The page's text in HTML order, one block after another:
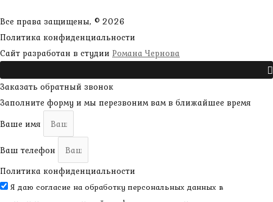
Все права защищены, © 2026
Политика конфиденциальности
Сайт разработан в студии Романа Чернова
Заказать обратный звонок
Заполните форму и мы перезвоним вам в ближайшее время
Ваше имя
Ваш телефон
Политика конфиденциальности
Я даю согласие на обработку персональных данных в